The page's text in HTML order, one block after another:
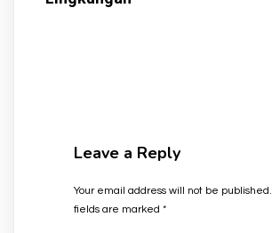
Leave a Reply
Your email address will not be published.
fields are marked *